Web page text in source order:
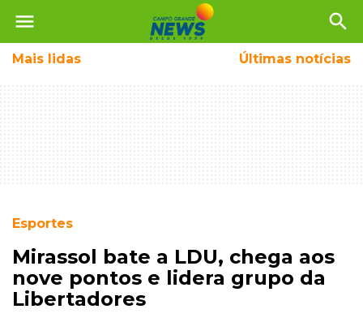
menu search
Mais lidas Últimas notícias
Esportes
Mirassol bate a LDU, chega aos
nove pontos e lidera grupo da
Libertadores